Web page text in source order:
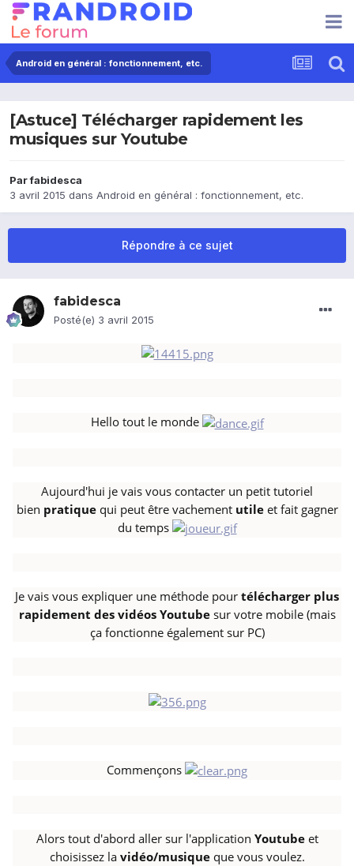
Android en général : fonctionnement, etc.
[Astuce] Télécharger rapidement les
musiques sur Youtube
Parfabidesca
3 avril 2015 dans Android en général : fonctionnement, etc.
Répondre à ce sujet
fabidesca
Posté(e) 3 avril 2015
Hello tout le monde
Aujourd'hui je vais vous contacter un petit tutoriel
bien pratiquequi peut être vachement utileet fait gagner
du temps
Je vais vous expliquer une méthode pour télécharger plus
rapidement des vidéos Youtubesur votre mobile (mais
ça fonctionne également sur PC)
Commençons
Alors tout d'abord aller sur l'application Youtubeet
choisissez la vidéo/musiqueque vous voulez.